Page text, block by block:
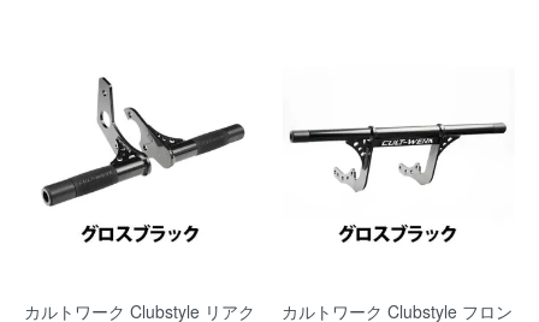
カルトワーク Clubstyle リアク
カルトワーク Clubstyle フロン